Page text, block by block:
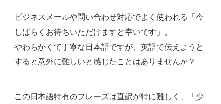
ビジネスメールや問い合わせ対応でよく使われる「今
しばらくお待ちいただけますと幸いです」。
やわらかくて丁寧な日本語ですが、英語で伝えようと
すると意外に難しいと感じたことはありませんか？
この日本語特有のフレーズは直訳が特に難しく、「少